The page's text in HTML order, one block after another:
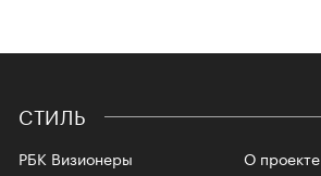
СТИЛЬ
РБК Визионеры
О проекте